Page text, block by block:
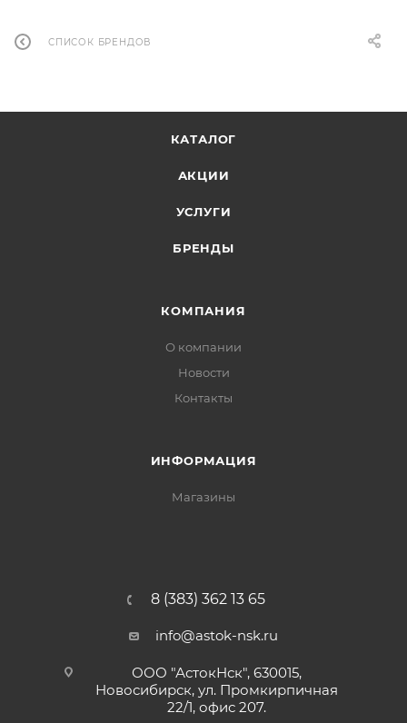
СПИСОК БРЕНДОВ
КАТАЛОГ
АКЦИИ
УСЛУГИ
БРЕНДЫ
КОМПАНИЯ
О компании
Новости
Контакты
ИНФОРМАЦИЯ
Магазины
8 (383) 362 13 65
info@astok-nsk.ru
ООО "АстокНск", 630015,
Новосибирск, ул. Промкирпичная
22/1, офис 207.